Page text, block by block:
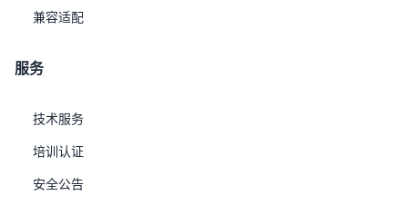
兼容适配
服务
技术服务
培训认证
安全公告
安全与漏洞应急小组会依据CVSS标准，针对漏洞利用难易程度以及
于判定结果为非漏洞的情况，优炫会通过漏洞上报者预留联系方式
3 漏洞修复
并反馈漏洞的判定以及修复进展。 对于CVE, CNNVD, CNVD的
高、中风险，优炫会每半年进行一次新出现漏洞的修复。 对于所有